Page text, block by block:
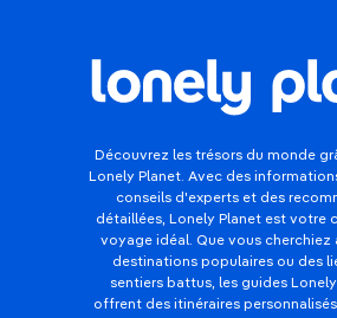
Découvrez les trésors du monde
Lonely Planet. Avec des
conseils d'experts et des
détaillées, Lonely Planet est votre
voyage idéal. Que vous cherchiez
destinations populaires ou des
sentiers battus, les guides
offrent des itinéraires